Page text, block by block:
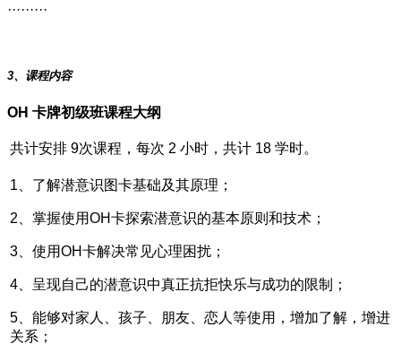
·········
3、课程内容
OH 卡牌初级班课程大纲
共计安排 9次课程，每次 2 小时，共计 18 学时。
1、了解潜意识图卡基础及其原理；
2、掌握使用OH卡探索潜意识的基本原则和技术；
3、使用OH卡解决常见心理困扰；
4、呈现自己的潜意识中真正抗拒快乐与成功的限制；
5、能够对家人、孩子、朋友、恋人等使用，增加了解，增进
关系；